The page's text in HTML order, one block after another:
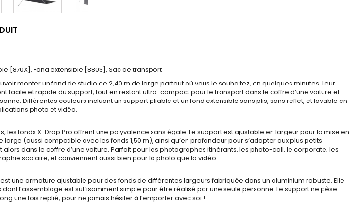
[870X], Fond extensible [880S], Sac de transport
monter un fond de studio de 2,40 m de large partout où vous le souhaitez, en quelques minutes. Leur
facile et rapide du support, tout en restant ultra-compact pour le transport dans le coffre d’une voiture et
Différentes couleurs incluant un support pliable et un fond extensible sans plis, sans reflet, et lavable en
photo et vidéo.
les fonds X-Drop Pro offrent une polyvalence sans égale. Le support est ajustable en largeur pour la mise en
(aussi compatible avec les fonds 1,50 m), ainsi qu’en profondeur pour s’adapter aux plus petits
dans le coffre d’une voiture. Parfait pour les photographes itinérants, les photo-call, le corporate, les
scolaire, et conviennent aussi bien pour la photo que la vidéo
une armature ajustable pour des fonds de différentes largeurs fabriquée dans un aluminium robuste. Elle
l’assemblage est suffisamment simple pour être réalisé par une seule personne. Le support ne pèse
une fois replié, pour ne jamais hésiter à l’emporter avec soi !